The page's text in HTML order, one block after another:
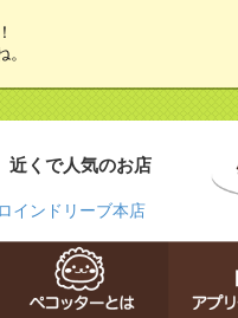
近くで人気のお店
インドリーブ本店
人館店 | スターバックス コー